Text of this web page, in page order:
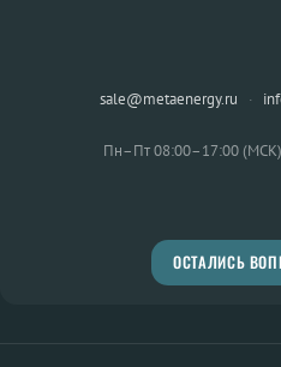
sale@metaenergy.ru ·
Пн–Пт 08:00–17:00 (МСК)
ОСТАЛИСЬ